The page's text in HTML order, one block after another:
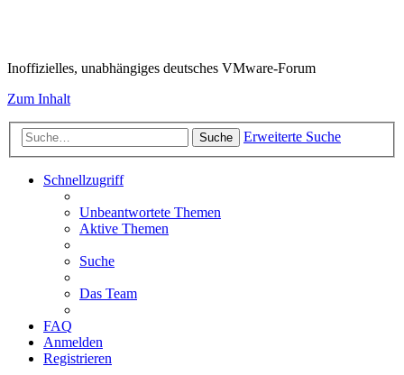
Inoffizielles, unabhängiges deutsches VMware-Forum
Zum Inhalt
Suche Erweiterte Suche
Schnellzugriff
Unbeantwortete Themen
Aktive Themen
Suche
Das Team
FAQ
Anmelden
Registrieren